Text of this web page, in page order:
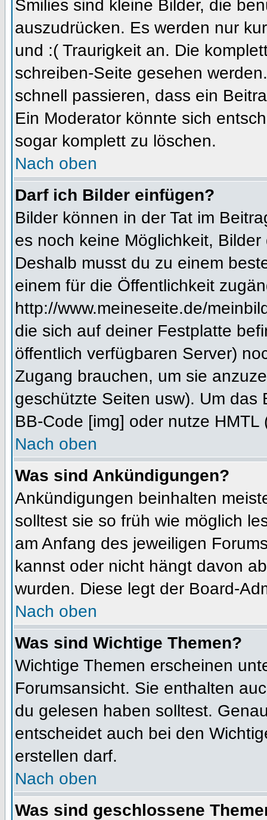
Smilies sind kleine Bilder, die
auszudrücken. Es werden nur
und :( Traurigkeit an. Die
schreiben-Seite gesehen
schnell passieren, dass ein
Ein Moderator könnte sich
sogar komplett zu löschen.
Nach oben
Darf ich Bilder einfügen?
Bilder können in der Tat im
es noch keine Möglichkeit,
Deshalb musst du zu einem
einem für die Öffentlichkeit
http://www.meineseite.de/
die sich auf deiner Festplatte
öffentlich verfügbaren Server)
Zugang brauchen, um sie
geschützte Seiten usw). Um
BB-Code [img] oder nutze HMTL
Nach oben
Was sind Ankündigungen?
Ankündigungen beinhalten
solltest sie so früh wie möglich
am Anfang des jeweiligen
kannst oder nicht hängt davon
wurden. Diese legt der Board-
Nach oben
Was sind Wichtige Themen?
Wichtige Themen erscheinen
Forumsansicht. Sie enthalten
du gelesen haben solltest.
entscheidet auch bei den
erstellen darf.
Nach oben
Was sind geschlossene